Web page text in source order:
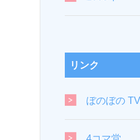
リンク
ぼのぼの